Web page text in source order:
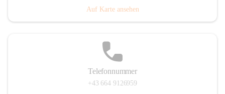
Auf Karte ansehen
Telefonnummer
+43 664 9126959